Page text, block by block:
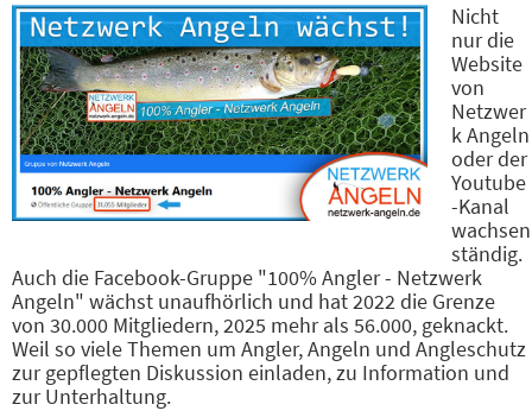
Nicht
nur die
Website
von
Netzwer
k Angeln
oder der
Youtube
-Kanal
wachsen
ständig.
Auch die Facebook-Gruppe "100% Angler - Netzwerk
Angeln" wächst unaufhörlich und hat 2022 die Grenze
von 30.000 Mitgliedern, 2025 mehr als 56.000, geknackt.
Weil so viele Themen um Angler, Angeln und Angleschutz
zur gepflegten Diskussion einladen, zu Information und
zur Unterhaltung.